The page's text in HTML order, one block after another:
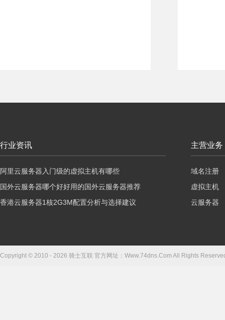
行业资讯
阿里云服务器入门级的虚拟主机有哪些
国外云服务器哪个好好用的国外云服务器推荐
香港云服务器1核2G3M配置分析与选择建议
主营业务
域名注册
虚拟主机
云服务器
Copyright © 2010 - 2026 骑士互联 官方网址：Www.74dns.Com All Rights